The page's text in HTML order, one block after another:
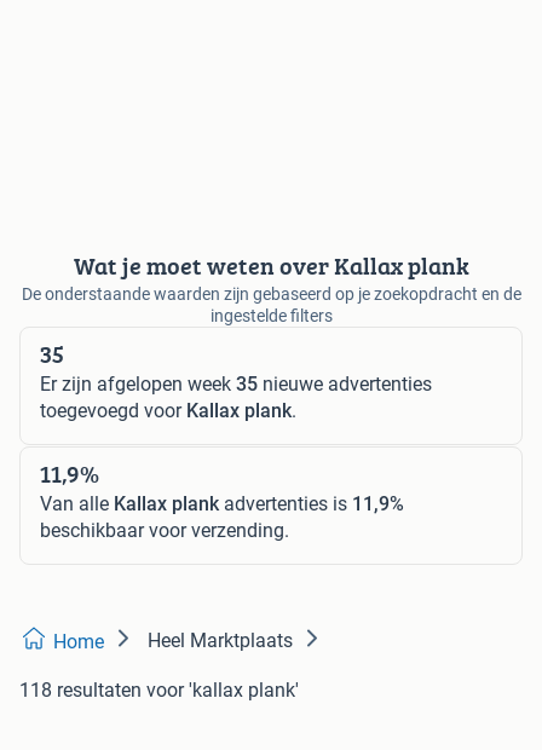
Wat je moet weten over Kallax plank
De onderstaande waarden zijn gebaseerd op je zoekopdracht en de
ingestelde filters
35
Er zijn afgelopen week 35 nieuwe advertenties
toegevoegd voor Kallax plank.
11,9%
Van alle Kallax plankadvertenties is 11,9%
beschikbaar voor verzending.
Home Heel Marktplaats
118 resultaten voor 'kallax plank'